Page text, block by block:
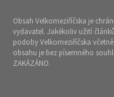
Obsah Velkomeziříčska je
vydavatel. Jakékoliv užití
podoby Velkomeziříčska
obsahu je bez písemného
ZAKÁZÁNO.